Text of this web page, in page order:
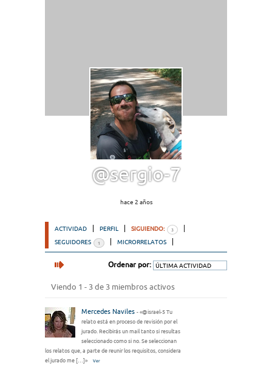
@sergio-7
hace 2 años
ACTIVIDAD PERFIL SIGUIENDO: 3
SEGUIDORES 1 MICRORRELATOS
Ordenar por:
Viendo 1 - 3 de 3 miembros activos
Mercedes Naviles - «@israel-5 Tu
relato está en proceso de revisión por el
jurado. Recibirás un mail tanto si resultas
seleccionado como si no. Se seleccionan
los relatos que, a parte de reunir los requisitos, considera
el jurado me […]»
Ver